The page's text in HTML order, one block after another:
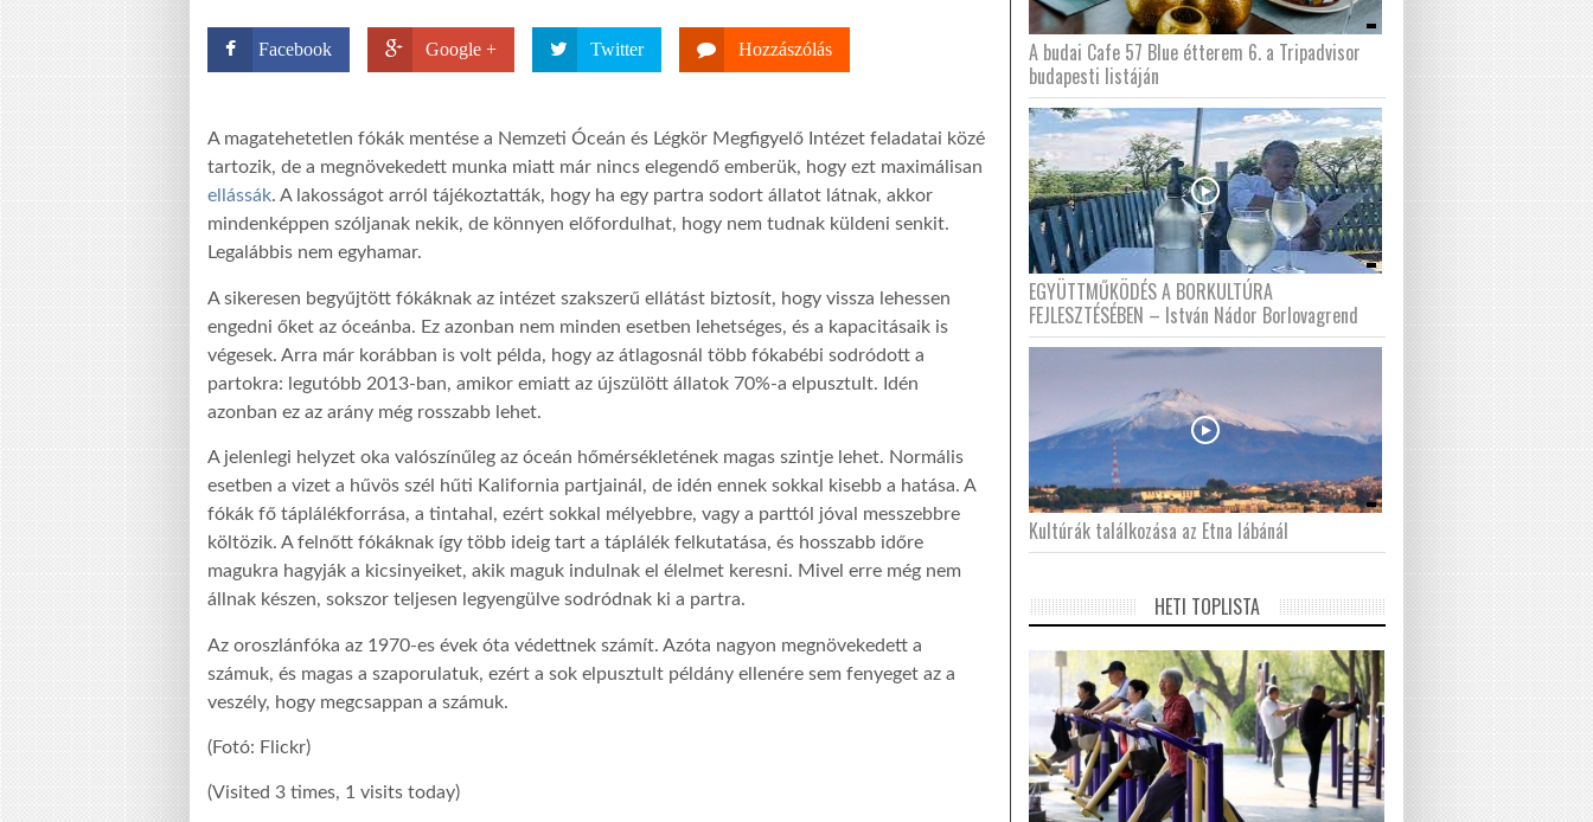
Facebook Google + Twitter Hozzászólás
A magatehetetlen fókák mentése a Nemzeti Óceán és Légkör Megfigyelő Intézet feladatai közé
tartozik, de a megnövekedett munka miatt már nincs elegendő emberük, hogy ezt maximálisan
ellássák. A lakosságot arról tájékoztatták, hogy ha egy partra sodort állatot látnak, akkor
mindenképpen szóljanak nekik, de könnyen előfordulhat, hogy nem tudnak küldeni senkit.
Legalábbis nem egyhamar.
A sikeresen begyűjtött fókáknak az intézet szakszerű ellátást biztosít, hogy vissza lehessen
engedni őket az óceánba. Ez azonban nem minden esetben lehetséges, és a kapacitásaik is
végesek. Arra már korábban is volt példa, hogy az átlagosnál több fókabébi sodródott a
partokra: legutóbb 2013-ban, amikor emiatt az újszülött állatok 70%-a elpusztult. Idén
azonban ez az arány még rosszabb lehet.
A jelenlegi helyzet oka valószínűleg az óceán hőmérsékletének magas szintje lehet. Normális
esetben a vizet a hűvös szél hűti Kalifornia partjainál, de idén ennek sokkal kisebb a hatása. A
fókák fő táplálékforrása, a tintahal, ezért sokkal mélyebbre, vagy a parttól jóval messzebbre
költözik. A felnőtt fókáknak így több ideig tart a táplálék felkutatása, és hosszabb időre
magukra hagyják a kicsinyeiket, akik maguk indulnak el élelmet keresni. Mivel erre még nem
állnak készen, sokszor teljesen legyengülve sodródnak ki a partra.
Az oroszlánfóka az 1970-es évek óta védettnek számít. Azóta nagyon megnövekedett a
számuk, és magas a szaporulatuk, ezért a sok elpusztult példány ellenére sem fenyeget az a
veszély, hogy megcsappan a számuk.
(Fotó: Flickr)
(Visited 3 times, 1 visits today)
A budai Cafe 57 Blue étterem 6. a Tripadvisor
budapesti listáján
EGYÜTTMŰKÖDÉS A BORKULTÚRA
FEJLESZTÉSÉBEN – István Nádor Borlovagrend
Kultúrák találkozása az Etna lábánál
HETI TOPLISTA